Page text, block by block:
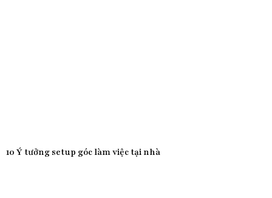
10 Ý tưởng setup góc làm việc tại nhà